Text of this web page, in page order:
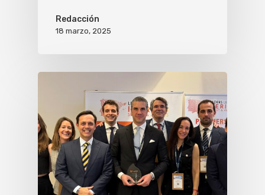
Redacción
18 marzo, 2025